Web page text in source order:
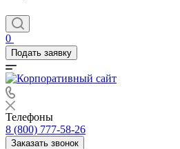
0
Подать заявку
Телефоны
8 (800) 777-58-26
Заказать звонок